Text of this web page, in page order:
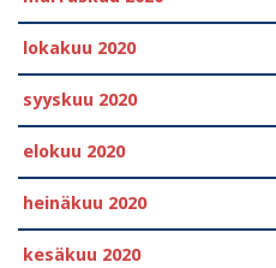
lokakuu 2020
syyskuu 2020
elokuu 2020
heinäkuu 2020
kesäkuu 2020